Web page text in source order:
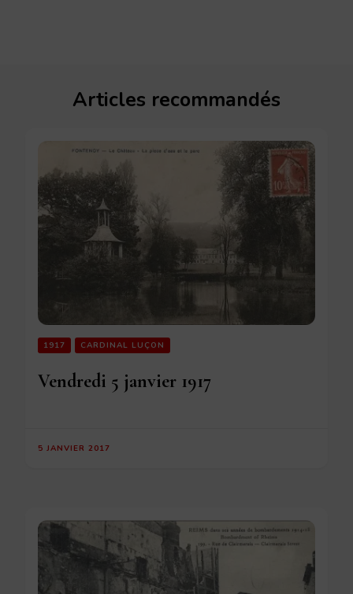
Articles recommandés
1917 CARDINAL LUÇON
Vendredi 5 janvier 1917
5 JANVIER 2017